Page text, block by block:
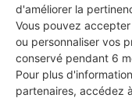
d'améliorer la
Vous pouvez
ou personnaliser vos
conservé pendant 6
Pour plus
partenaires, accédez